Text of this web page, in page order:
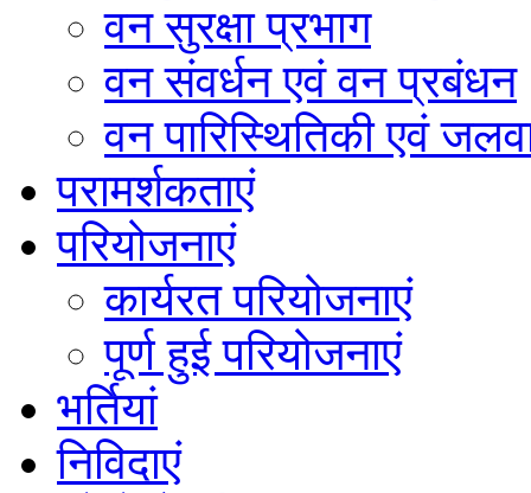
वन सुरक्षा प्रभाग
वन संवर्धन एवं वन प्रबंधन
वन पारिस्थितिकी एवं
परामर्शकताएं
परियोजनाएं
कार्यरत परियोजनाएं
पूर्ण हुई परियोजनाएं
भर्तियां
निविदाएं